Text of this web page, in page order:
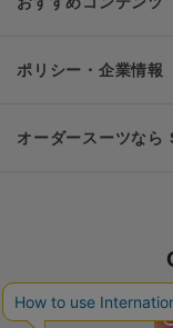
ポリシー・企業情報
オーダースーツなら